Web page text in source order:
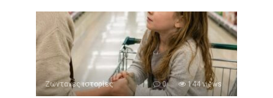
Ζωντανές ιστορίες 0 144 views